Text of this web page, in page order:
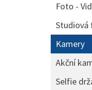
Foto -
Kamery
Akční
Selfie